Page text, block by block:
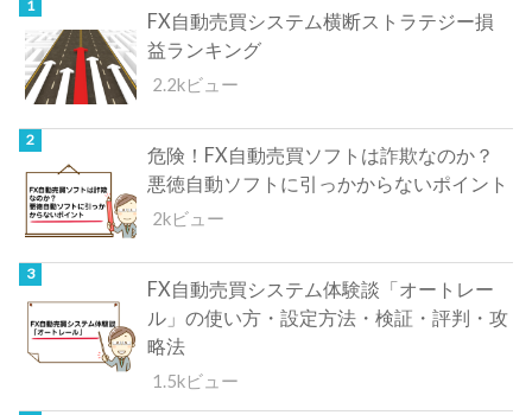
FX自動売買システム横断ストラテジー損
益ランキング
2.2kビュー
危険！FX自動売買ソフトは詐欺なのか？
悪徳自動ソフトに引っかからないポイント
2kビュー
FX自動売買システム体験談「オートレー
ル」の使い方・設定方法・検証・評判・攻
略法
1.5kビュー